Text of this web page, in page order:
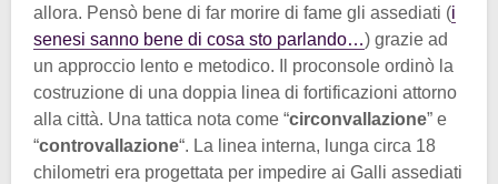
allora. Pensò bene di far morire di fame gli assediati (i
senesi sanno bene di cosa sto parlando…) grazie ad
un approccio lento e metodico. Il proconsole ordinò la
costruzione di una doppia linea di fortificazioni attorno
alla città. Una tattica nota come “circonvallazione” e
“controvallazione“. La linea interna, lunga circa 18
chilometri era progettata per impedire ai Galli assediati